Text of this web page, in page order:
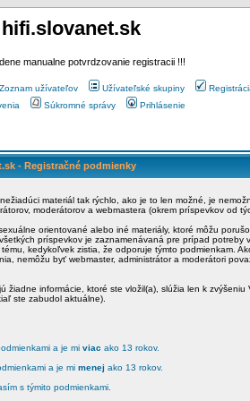
hifi.slovanet.sk
manualne potvrdzovanie registracii !!!
Zoznam užívateľov Užívateľské skupiny
Súkromné správy Prihlásenie
- Registračné podmienky
materiál tak rýchlo, ako je to len možné, je
moderátorov a webmastera (okrem príspevkov od
orientované alebo iné materiály, ktoré môžu
príspevkov je zaznamenávaná pre prípad potreby
kedykoľvek zistia, že odporuje týmto podmienkam.
nemôžu byť webmaster, administrátor a moderátori
informácie, ktoré ste vložil(a), slúžia len k
ste zabudol aktuálne).
a je mi viac ako 13 rokov.
a je mi menej ako 13 rokov.
s týmito podmienkami.